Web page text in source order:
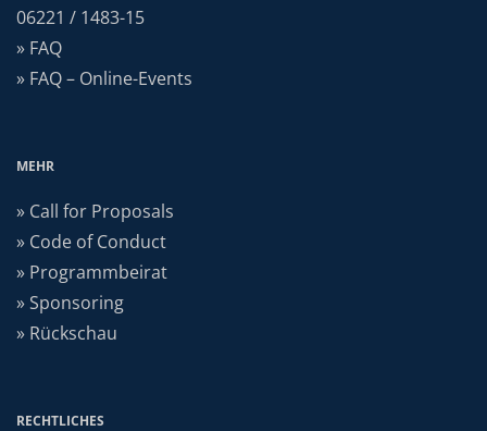
06221 / 1483-15
» FAQ
» FAQ – Online-Events
MEHR
» Call for Proposals
» Code of Conduct
» Programmbeirat
» Sponsoring
» Rückschau
RECHTLICHES